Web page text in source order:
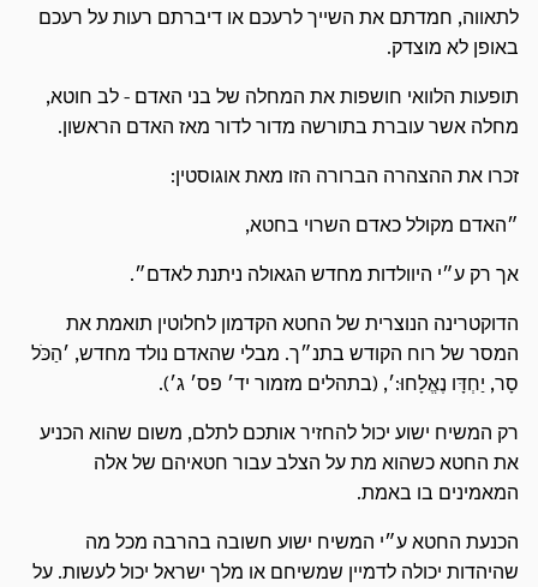
לתאווה, חמדתם את השייך לרעכם או דיברתם רעות על רעכם
באופן לא מוצדק.
תופעות הלוואי חושפות את המחלה של בני האדם - לב חוטא,
מחלה אשר עוברת בתורשה מדור לדור מאז האדם הראשון.
זכרו את ההצהרה הברורה הזו מאת אוגוסטין:
״האדם מקולל כאדם השרוי בחטא,
אך רק ע״י היוולדות מחדש הגאולה ניתנת לאדם״.
הדוקטרינה הנוצרית של החטא הקדמון לחלוטין תואמת את
המסר של רוח הקודש בתנ״ך. מבלי שהאדם נולד מחדש, ׳הַכֹּל
סָר, יַחְדָּו נֶאֱלָחוּ:׳, (בתהלים מזמור יד׳ פס׳ ג׳).
רק המשיח ישוע יכול להחזיר אותכם לתלם, משום שהוא הכניע
את החטא כשהוא מת על הצלב עבור חטאיהם של אלה
המאמינים בו באמת.
הכנעת החטא ע״י המשיח ישוע חשובה בהרבה מכל מה
שהיהדות יכולה לדמיין שמשיחם או מלך ישראל יכול לעשות. על